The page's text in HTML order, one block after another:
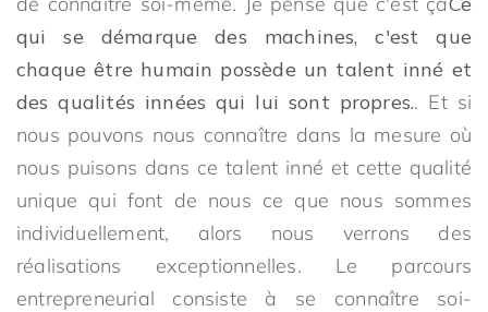
qui se démarque des machines, c'est que
chaque être humain possède un talent inné et
des qualités innées qui lui sont propres.. Et si
nous pouvons nous connaître dans la mesure où
nous puisons dans ce talent inné et cette qualité
unique qui font de nous ce que nous sommes
individuellement, alors nous verrons des
réalisations exceptionnelles. Le parcours
entrepreneurial consiste à se connaître soi-